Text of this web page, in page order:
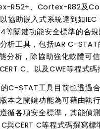
R52+ 、 Cortex-R82及
以協助嵌入式系統達到如IEC
等關鍵功能安全標準的合
析工具，包括IAR C-STAT
分析， 除協助強化軟體可
CERT C、以及CWE等程式碼
C-STAT工具目前也透過
本之關鍵功能為可藉由執
遵循各項安全標準 ，其能偵
C與CERT C等程式碼撰寫標